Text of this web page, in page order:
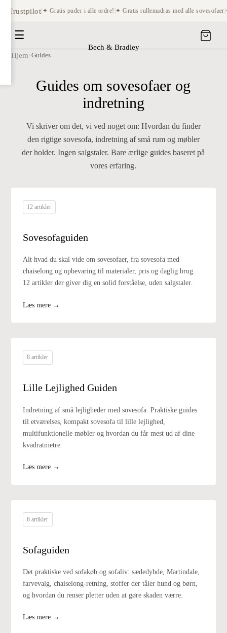
Trustpilot|✦ Gratis puder i alle ordre!|✦ Gratis rullemadras med alle sovesofaer|
☰
Bech & Bradley
Hjem >Guides
Guides om sovesofaer og
indretning
Vi skriver om det, vi ved noget om: Hvordan du finder
den rigtige sovesofa, indretning af små rum og møbler
der holder. Ingen salgstaler. Bare ærlige guides baseret på
vores erfaring.
12 artikler
Sovesofaguiden
Alt hvad du skal vide om sovesofaer, fra sovesofa med
chaiselong og opbevaring til materialer, pris og daglig brug.
12 artikler der giver dig en solid forståelse, uden salgstaler.
Læs mere →
8 artikler
Lille Lejlighed Guiden
Indretning af små lejligheder med sovesofa. Praktiske guides
til etværelses, kompakt sovesofa til lille lejlighed,
multifunktionelle møbler og hvordan du får mest ud af dine
kvadratmetre.
Læs mere →
6 artikler
Sofaguiden
Det praktiske ved sofakøb og sofaliv: sædedybde, Martindale,
farvevalg, chaiselong-retning, stoffer der tåler hund og børn,
og hvordan du renser pletter uden at gøre skaden værre.
Læs mere →